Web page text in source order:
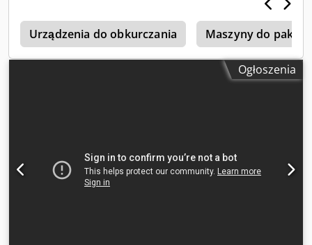
wózka na końcu cyklu Cykl góra-dół Tylko cykl w górę Cykl
manualny Cykl samonauki Chodpjxwa I Tsfx Ahusa
Wysokościomierz i opóźnienie fotokomórki 6 programów do
zapisu N-Connect: zdalne połączenie Wi-Fi dla pełnej
kontroli maszyny
Urządzenia do obkurczania Maszyny do
Ogłoszenia